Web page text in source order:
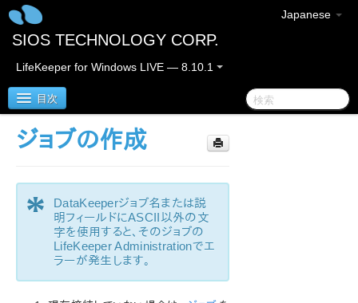
Japanese
SIOS TECHNOLOGY CORP.
LifeKeeper for Windows LIVE — 8.10.1
目次
LifeKeeper for Windows
LifeKeeper for Windowsサポートマトリックス
LifeKeeper for Windows クイックスタートガイド
ジョブの作成
*
DataKeeperジョブ名または説
明フィールドにASCII以外の文
字を使用すると、そのジョブの
LifeKeeper Administrationでエ
ラーが発生します。